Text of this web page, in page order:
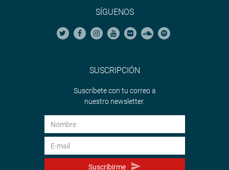
SÍGUENOS
SUSCRIPCIÓN
Suscríbete con tu correo a
nuestro newsletter.
Suscribirme